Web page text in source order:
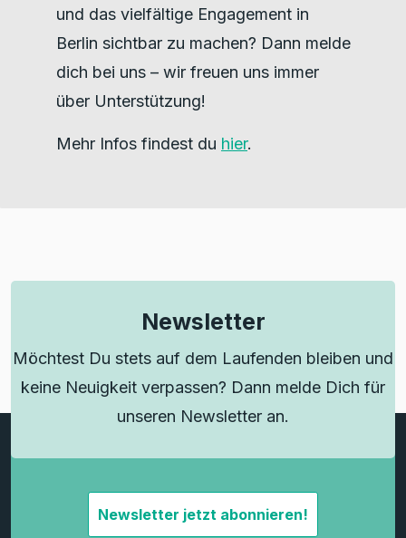
und das vielfältige Engagement in
Berlin sichtbar zu machen? Dann melde
dich bei uns – wir freuen uns immer
über Unterstützung!
Mehr Infos findest du hier.
Newsletter
Möchtest Du stets auf dem Laufenden bleiben und
keine Neuigkeit verpassen? Dann melde Dich für
unseren Newsletter an.
Newsletter jetzt abonnieren!